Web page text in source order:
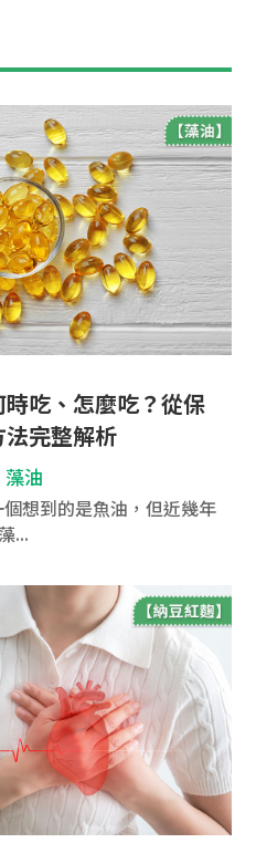
吃、怎麼吃？從保
完整解析
藻油
想到的是魚油，但近幾年
...